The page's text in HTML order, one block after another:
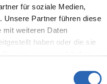
für soziale Medien,
Unsere Partner führen diese
mit weiteren Daten
haben oder die sie